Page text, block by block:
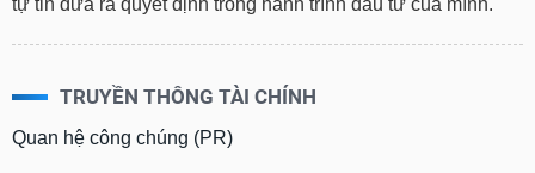
TRUYỀN THÔNG TÀI CHÍNH
Quan hệ công chúng (PR)